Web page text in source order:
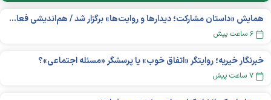
همایش «داستان مشارکت؛ دیدار‌ها و روایت‌ها» برگزار شد / هم‌اندیشی فعالان مردم‌نهاد دربارۀ چالش‌های پیش رو
۶ ساعت پیش
خبرنگار خیریه؛ روایتگر «اتفاق خوب» یا پرسشگر «مسئله اجتماعی»؟
۷ ساعت پیش